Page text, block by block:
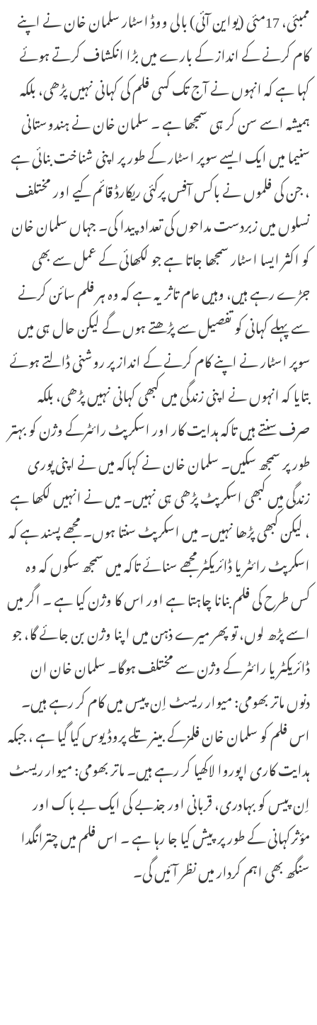
ممبئی، 17مئی (یواین آئی) بالی ووڈ اسٹار سلمان خان نے اپنے
کام کرنے کے انداز کے بارے میں بڑا انکشاف کرتے ہوئے
کہا ہے کہ انہوں نے آج تک کسی فلم کی کہانی نہیں پڑھی، بلکہ
ہمیشہ اسے سن کر ہی سمجھا ہے ۔ سلمان خان نے ہندوستانی
سنیما میں ایک ایسے سوپر اسٹار کے طور پر اپنی شناخت بنائی ہے
، جن کی فلموں نے باکس آفس پرکئی ریکارڈ قائم کیے اور مختلف
نسلوں میں زبردست مداحوں کی تعداد پیدا کی۔ جہاں سلمان خان
کو اکثر ایسا اسٹار سمجھا جاتا ہے جو لکھائی کے عمل سے بھی
جڑے رہے ہیں، وہیں عام تاثر یہ ہے کہ وہ ہر فلم سائن کرنے
سے پہلے کہانی کو تفصیل سے پڑھتے ہوں گے لیکن حال ہی میں
سوپر اسٹار نے اپنے کام کرنے کے انداز پر روشنی ڈالتے ہوئے
بتایا کہ انہوں نے اپنی زندگی میں کبھی کہانی نہیں پڑھی، بلکہ
صرف سنتے ہیں تاکہ ہدایت کار اور اسکرپٹ رائٹرکے وژن کو بہتر
طور پر سمجھ سکیں۔ سلمان خان نے کہاکہ میں نے اپنی پوری
زندگی میں کبھی اسکرپٹ پڑھی ہی نہیں۔ میں نے انہیں لکھا ہے
، لیکن کبھی پڑھا نہیں۔ میں اسکرپٹ سنتا ہوں۔ مجھے پسند ہے کہ
اسکرپٹ رائٹر یا ڈائریکٹر مجھے سنائے تاکہ میں سمجھ سکوں کہ وہ
کس طرح کی فلم بنانا چاہتا ہے اور اس کا وژن کیا ہے ۔ اگر میں
اسے پڑھ لوں، تو پھر میرے ذہن میں اپنا وژن بن جائے گا، جو
ڈائریکٹر یا رائٹر کے وژن سے مختلف ہوگا۔ سلمان خان ان
دنوں ماتر بھومی: میوار ریسٹ اِن پیس میں کام کر رہے ہیں۔
اس فلم کو سلمان خان فلمزکے بینر تلے پروڈیوس کیا گیا ہے ، جبکہ
ہدایت کاری اپوروا لاکھیا کر رہے ہیں۔ ماتر بھومی: میوار ریسٹ
اِن پیس کو بہادری، قربانی اور جذبے کی ایک بے باک اور
مؤثرکہانی کے طور پر پیش کیا جا رہا ہے ۔ اس فلم میں چترانگدا
سنگھ بھی اہم کردار میں نظر آئیں گی۔